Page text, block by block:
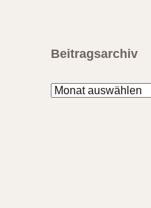
Beitragsarchiv
Beitragsarchiv